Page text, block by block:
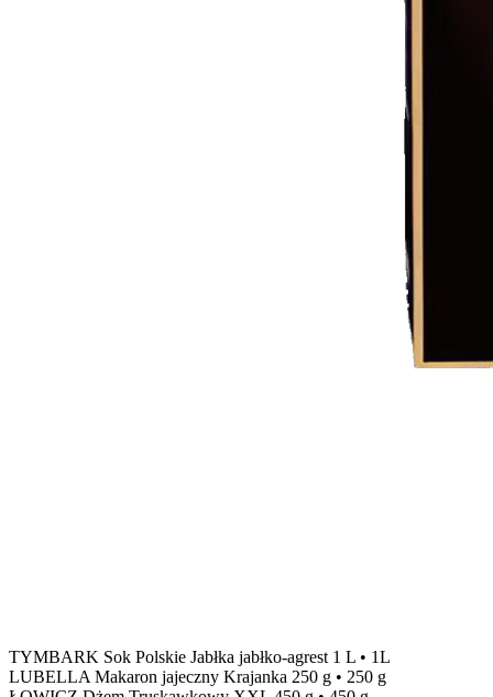
TYMBARK Sok Polskie Jabłka jabłko-agrest 1 L • 1L
LUBELLA Makaron jajeczny Krajanka 250 g • 250 g